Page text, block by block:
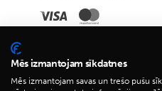
Piegādes iespējas:
Mēs izmantojam sīkdatnes
Mēs izmantojam savas un trešo pušu